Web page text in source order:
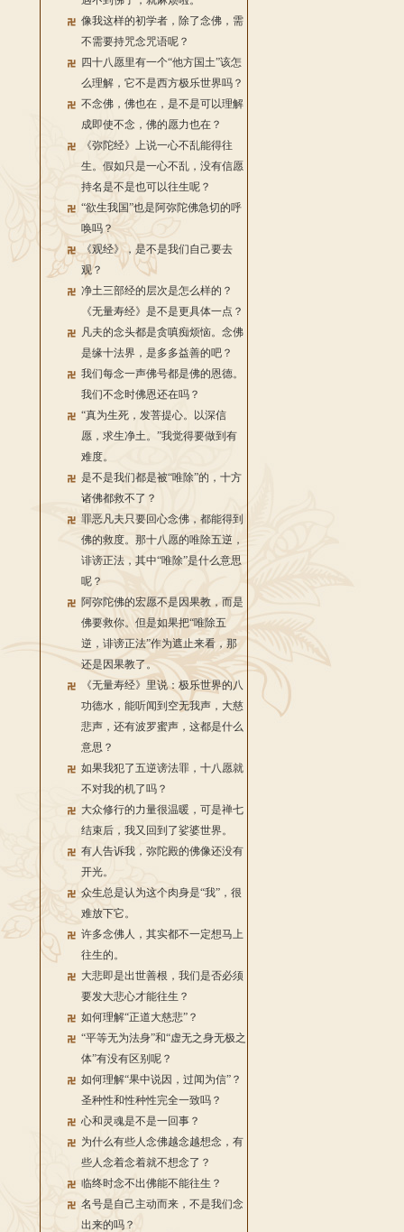
像我这样的初学者，除了念佛，需
不需要持咒念咒语呢？
四十八愿里有一个“他方国土”该怎
么理解，它不是西方极乐世界吗？
不念佛，佛也在，是不是可以理解
成即使不念，佛的愿力也在？
《弥陀经》上说一心不乱能得往
生。假如只是一心不乱，没有信愿
持名是不是也可以往生呢？
“欲生我国”也是阿弥陀佛急切的呼
唤吗？
《观经》，是不是我们自己要去
观？
净土三部经的层次是怎么样的？
《无量寿经》是不是更具体一点？
凡夫的念头都是贪嗔痴烦恼。念佛
是缘十法界，是多多益善的吧？
我们每念一声佛号都是佛的恩德。
我们不念时佛恩还在吗？
“真为生死，发菩提心。以深信
愿，求生净土。”我觉得要做到有
难度。
是不是我们都是被“唯除”的，十方
诸佛都救不了？
罪恶凡夫只要回心念佛，都能得到
佛的救度。那十八愿的唯除五逆，
诽谤正法，其中“唯除”是什么意思
呢？
阿弥陀佛的宏愿不是因果教，而是
佛要救你。但是如果把“唯除五
逆，诽谤正法”作为遮止来看，那
还是因果教了。
《无量寿经》里说：极乐世界的八
功德水，能听闻到空无我声，大慈
悲声，还有波罗蜜声，这都是什么
意思？
如果我犯了五逆谤法罪，十八愿就
不对我的机了吗？
大众修行的力量很温暖，可是禅七
结束后，我又回到了娑婆世界。
有人告诉我，弥陀殿的佛像还没有
开光。
众生总是认为这个肉身是“我”，很
难放下它。
许多念佛人，其实都不一定想马上
往生的。
大悲即是出世善根，我们是否必须
要发大悲心才能往生？
如何理解“正道大慈悲”？
“平等无为法身”和“虚无之身无极之
体”有没有区别呢？
如何理解“果中说因，过闻为信”？
圣种性和性种性完全一致吗？
心和灵魂是不是一回事？
为什么有些人念佛越念越想念，有
些人念着念着就不想念了？
临终时念不出佛能不能往生？
名号是自己主动而来，不是我们念
出来的吗？